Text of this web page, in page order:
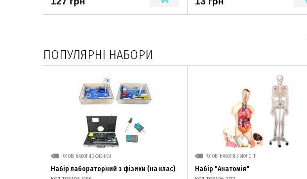
ПОПУЛЯРНІ НАБОРИ
ГОТОВІ НАБОРИ З ФІЗИКИ
Набір лабораторний з фізики (на клас)
ГОТОВІ НАБОРИ З БІОЛОГІЇ
Набір "Анатомія"